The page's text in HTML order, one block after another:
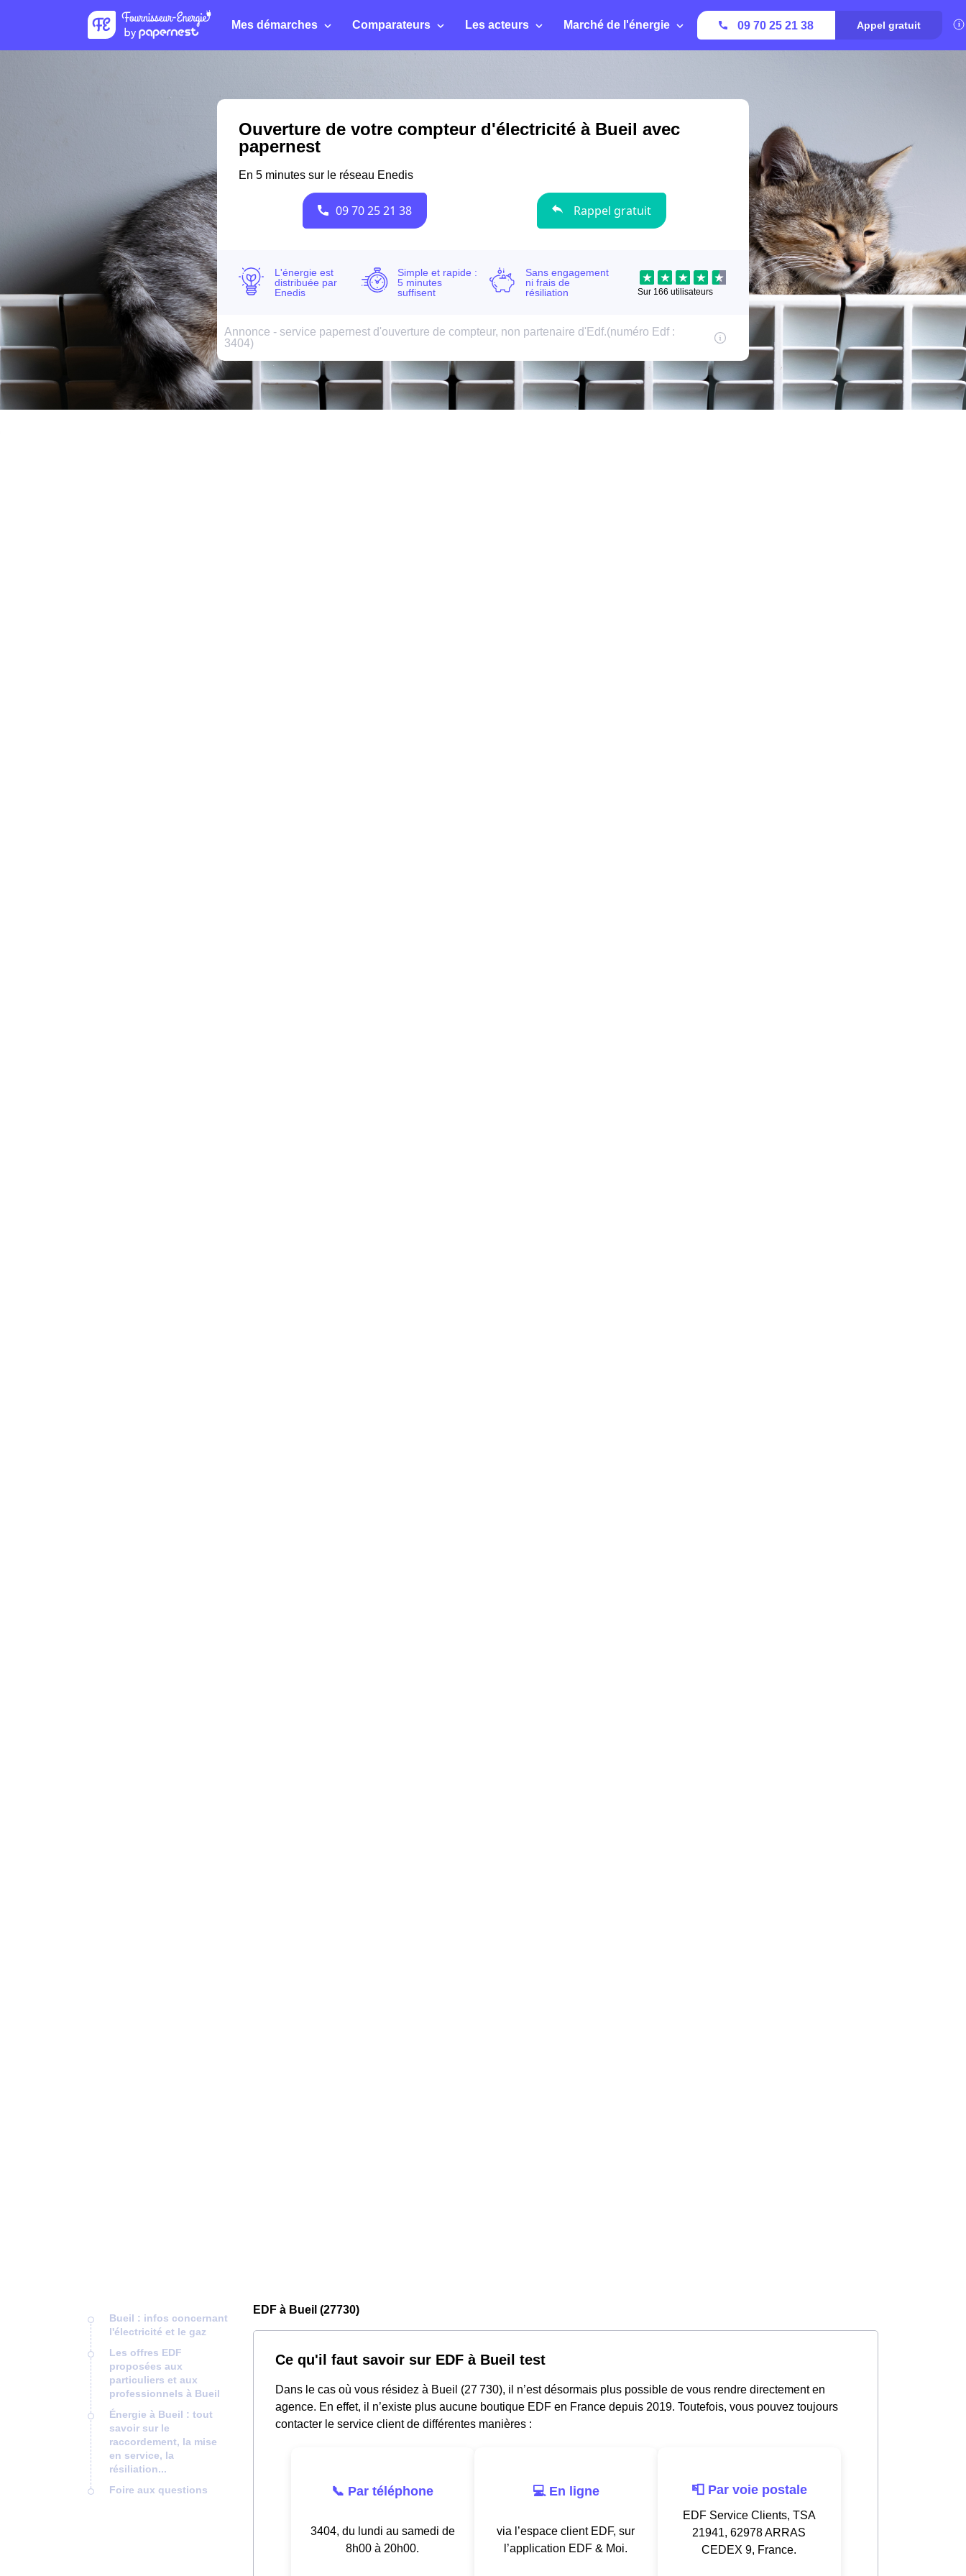
Mes démarches Comparateurs Les acteurs Marché de l'énergie 09 70 25 21 38 Appel gratuit
Bueil : infos concernant
l'électricité et le gaz
Les offres EDF
proposées aux
particuliers et aux
professionnels à Bueil
Énergie à Bueil : tout
savoir sur le
raccordement, la mise
en service, la
résiliation...
Foire aux questions
EDF à Bueil (27730)
Ce qu'il faut savoir sur EDF à Bueil test
Dans le cas où vous résidez à Bueil (27 730), il n’est désormais plus possible de vous rendre directement en
agence. En effet, il n’existe plus aucune boutique EDF en France depuis 2019. Toutefois, vous pouvez toujours
contacter le service client de différentes manières :
📞 Par téléphone
3404, du lundi au samedi de
8h00 à 20h00.
💻 En ligne
via l’espace client EDF, sur
l’application EDF & Moi.
📮 Par voie postale
EDF Service Clients, TSA
21941, 62978 ARRAS
CEDEX 9, France.